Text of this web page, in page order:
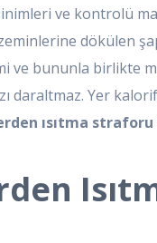
ve kontrolü
dökülen
ve bununla birlikte
daraltmaz. Yer
ısıtma straforu